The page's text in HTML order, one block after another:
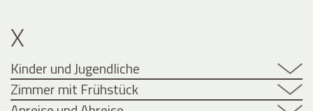
X
Kinder und Jugendliche
Zimmer mit Frühstück